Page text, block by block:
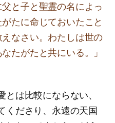
と子と聖霊の名によっ
たに命じておいたこと
なさい。わたしは世の
たがたと共にいる。」
は比較にならない、
くださり、永遠の天国